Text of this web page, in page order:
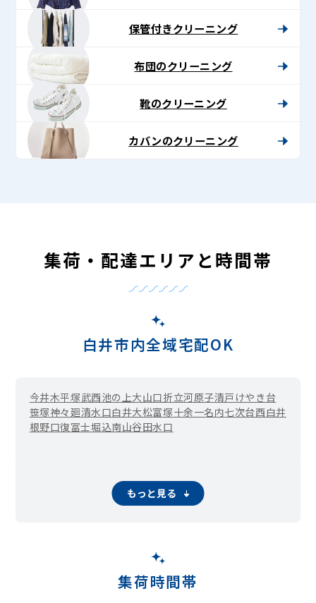
保管付きクリーニング
布団のクリーニング
靴のクリーニング
カバンのクリーニング
集荷・配達エリアと時間帯
白井市内全域宅配OK
今井木平塚武西池の上大山口折立河原子清戸 けやき台
笹塚神々廻清水口白井大松富塚十余一名内七次台西白井
根野口復冨士堀込南山谷田水口
もっと見る
集荷時間帯